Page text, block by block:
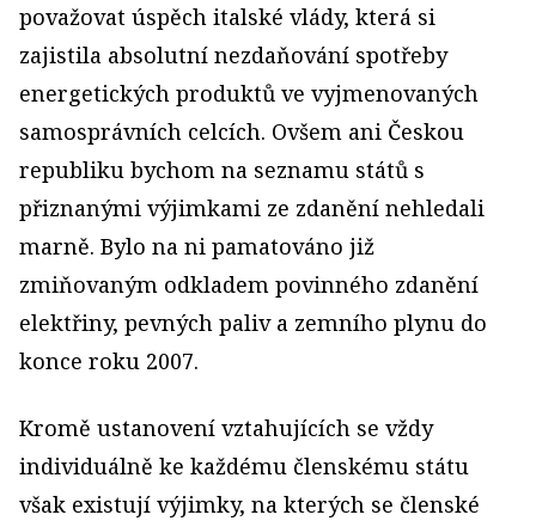
považovat úspěch italské vlády, která si
zajistila absolutní nezdaňování spotřeby
energetických produktů ve vyjmenovaných
samosprávních celcích. Ovšem ani Českou
republiku bychom na seznamu států s
přiznanými výjimkami ze zdanění nehledali
marně. Bylo na ni pamatováno již
zmiňovaným odkladem povinného zdanění
elektřiny, pevných paliv a zemního plynu do
konce roku 2007.
Kromě ustanovení vztahujících se vždy
individuálně ke každému členskému státu
však existují výjimky, na kterých se členské